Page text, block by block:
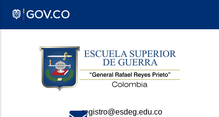
registro@esdeg.edu.co